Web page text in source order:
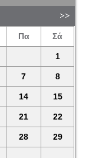
Πα Σά
1
7 8
14 15
21 22
28 29